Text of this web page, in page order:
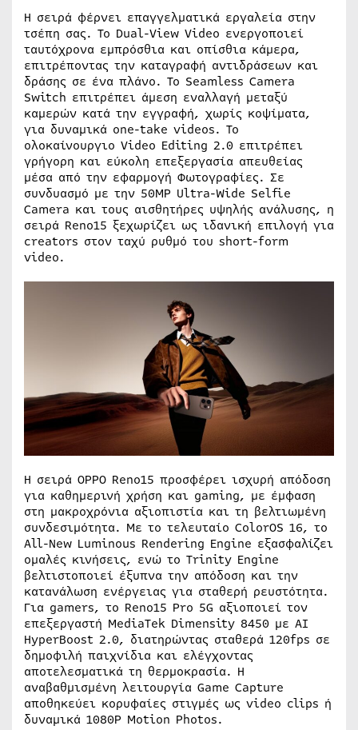
Η σειρά φέρνει επαγγελματικά εργαλεία στην
τσέπη σας. Το Dual-View Video ενεργοποιεί
ταυτόχρονα εμπρόσθια και οπίσθια κάμερα,
επιτρέποντας την καταγραφή αντιδράσεων και
δράσης σε ένα πλάνο. Το Seamless Camera
Switch επιτρέπει άμεση εναλλαγή μεταξύ
καμερών κατά την εγγραφή, χωρίς κοψίματα,
για δυναμικά one-take videos. Το
ολοκαίνουργιο Video Editing 2.0 επιτρέπει
γρήγορη και εύκολη επεξεργασία απευθείας
μέσα από την εφαρμογή Φωτογραφίες. Σε
συνδυασμό με την 50MP Ultra-Wide Selfie
Camera και τους αισθητήρες υψηλής ανάλυσης, η
σειρά Reno15 ξεχωρίζει ως ιδανική επιλογή για
creators στον ταχύ ρυθμό του short-form
video.
Η σειρά OPPO Reno15 προσφέρει ισχυρή απόδοση
για καθημερινή χρήση και gaming, με έμφαση
στη μακροχρόνια αξιοπιστία και τη βελτιωμένη
συνδεσιμότητα. Με το τελευταίο ColorOS 16, το
All-New Luminous Rendering Engine εξασφαλίζει
ομαλές κινήσεις, ενώ το Trinity Engine
βελτιστοποιεί έξυπνα την απόδοση και την
κατανάλωση ενέργειας για σταθερή ρευστότητα.
Για gamers, το Reno15 Pro 5G αξιοποιεί τον
επεξεργαστή MediaTek Dimensity 8450 με AI
HyperBoost 2.0, διατηρώντας σταθερά 120fps σε
δημοφιλή παιχνίδια και ελέγχοντας
αποτελεσματικά τη θερμοκρασία. Η
αναβαθμισμένη λειτουργία Game Capture
αποθηκεύει κορυφαίες στιγμές ως video clips ή
δυναμικά 1080P Motion Photos.